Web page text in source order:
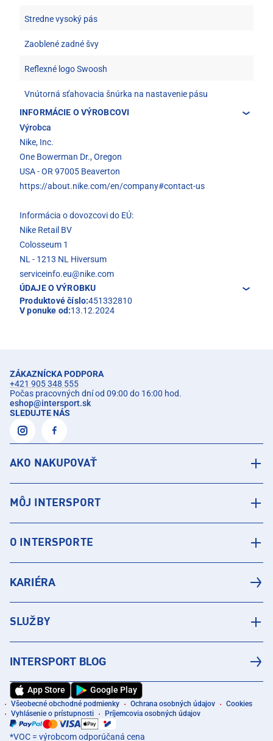
Stredne vysoký pás
Zaoblené zadné švy
Reflexné logo Swoosh
Vnútorná sťahovacia šnúrka na nastavenie pásu
INFORMÁCIE O VÝROBCOVI
Výrobca
Nike, Inc.
One Bowerman Dr., Oregon
USA - OR 97005 Beaverton
https://about.nike.com/en/company#contact-us
Informácia o dovozcovi do EÚ:
Nike Retail BV
Colosseum 1
NL - 1213 NL Hiversum
serviceinfo.eu@nike.com
ÚDAJE O VÝROBKU
Produktové číslo:451332810
V ponuke od:13.12.2024
ZÁKAZNÍCKA PODPORA
+421 905 348 555
Počas pracovných dní od 09:00 do 16:00 hod.
eshop@intersport.sk
SLEDUJTE NÁS
AKO NAKUPOVAŤ
MÔJ INTERSPORT
O INTERSPORTE
KARIÉRA
SLUŽBY
INTERSPORT BLOG
App Store Google Play
Všeobecné obchodné podmienky Ochrana osobných údajov
Cookies
Vyhlásenie o prístupnosti
Príjemcovia osobných údajov
*VOC = výrobcom odporúčaná cena